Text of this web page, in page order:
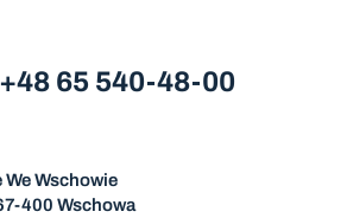
65 540-48-00
Wschowie
400 Wschowa